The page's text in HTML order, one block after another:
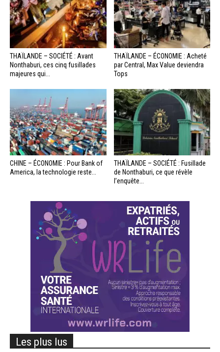
THAÏLANDE – SOCIÉTÉ : Avant
Nonthaburi, ces cinq fusillades
majeures qui...
THAÏLANDE – ÉCONOMIE : Acheté
par Central, Max Value deviendra
Tops
CHINE – ÉCONOMIE : Pour Bank of
America, la technologie reste...
THAÏLANDE – SOCIÉTÉ : Fusillade
de Nonthaburi, ce que révèle
l’enquête...
Les plus lus